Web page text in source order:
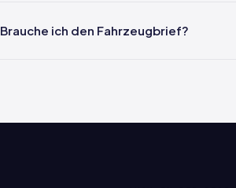
melden uns in der Regel innerhalb von 2
Brauche ich den Fahrzeugbrief?